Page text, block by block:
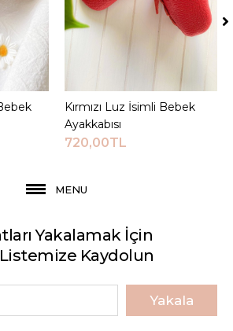
Sepete Ekle
Kırmızı Luz İsimli Bebek
Ayakkabısı
720,00TL
MENU
Yakalamak İçin
Kaydolun
Yakala